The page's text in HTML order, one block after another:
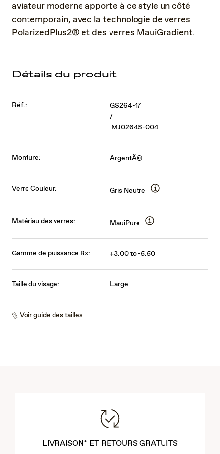
aviateur moderne apporte à ce style un côté
contemporain, avec la technologie de verres
PolarizedPlus2® et des verres MauiGradient.
Détails du produit
Réf.:
GS264-17
/
MJ0264S-004
Monture: ArgentÃ©
Verre Couleur: Gris Neutre
Matériau des verres: MauiPure
Gamme de puissance Rx: +3.00 to -5.50
Taille du visage: Large
Voir guide des tailles
LIVRAISON* ET RETOURS GRATUITS